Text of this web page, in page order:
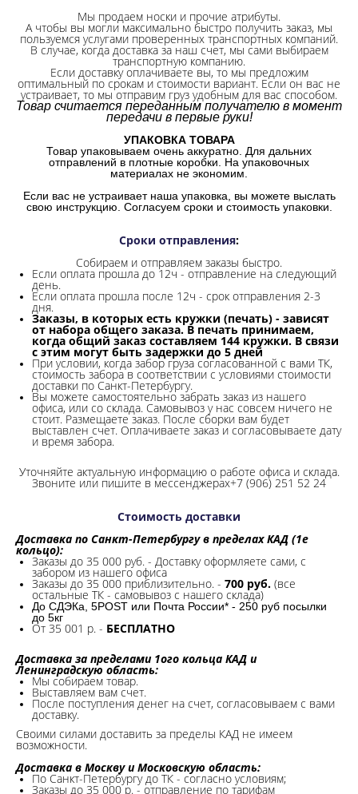
Мы продаем носки и прочие атрибуты.
А чтобы вы могли максимально быстро получить заказ, мы
пользуемся услугами проверенных транспортных компаний.
В случае, когда доставка за наш счет, мы сами выбираем
транспортную компанию.
Если доставку оплачиваете вы, то мы предложим
оптимальный по срокам и стоимости вариант. Если он вас не
устраивает, то мы отправим груз удобным для вас способом.
Товар считается переданным получателю в момент
передачи в первые руки!
УПАКОВКА ТОВАРА
Товар упаковываем очень аккуратно. Для дальних
отправлений в плотные коробки. На упаковочных
материалах не экономим.
Если вас не устраивает наша упаковка, вы можете выслать
свою инструкцию. Согласуем сроки и стоимость упаковки.
Сроки отправления:
Собираем и отправляем заказы быстро.
Если оплата прошла до 12ч - отправление на следующий
день.
Если оплата прошла после 12ч - срок отправления 2-3
дня.
Заказы, в которых есть кружки (печать) - зависят
от набора общего заказа. В печать принимаем,
когда общий заказ составляем 144 кружки. В связи
с этим могут быть задержки до 5 дней
При условии, когда забор груза согласованной с вами ТК,
стоимость забора в соответствии с условиями стоимости
доставки по Санкт-Петербургу.
Вы можете самостоятельно забрать заказ из нашего
офиса, или со склада. Самовывоз у нас совсем ничего не
стоит. Размещаете заказ. После сборки вам будет
выставлен счет. Оплачиваете заказ и согласовываете дату
и время забора.
Уточняйте актуальную информацию о работе офиса и склада.
Звоните или пишите в мессенджерах+7 (906) 251 52 24
Стоимость доставки
Доставка по Санкт-Петербургу в пределах КАД (1е
кольцо):
Заказы до 35 000 руб. - Доставку оформляете сами, с
забором из нашего офиса
Заказы до 35 000 приблизительно. - 700 руб. (все
остальные ТК - самовывоз с нашего склада)
До СДЭКа, 5POST или Почта России* - 250 руб посылки
до 5кг
От 35 001 р. - БЕСПЛАТНО
Доставка за пределами 1ого кольца КАД и
Ленинградскую область:
Мы собираем товар.
Выставляем вам счет.
После поступления денег на счет, согласовываем с вами
доставку.
Своими силами доставить за пределы КАД не имеем
возможности.​
Доставка в Москву и Московскую область:
По Санкт-Петербургу до ТК - согласно условиям;
Заказы до 35 000 р. - отправление по тарифам